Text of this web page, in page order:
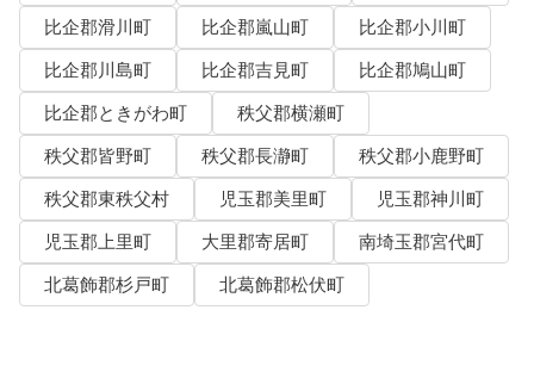
比企郡滑川町
比企郡嵐山町
比企郡小川町
比企郡川島町
比企郡吉見町
比企郡鳩山町
比企郡ときがわ町
秩父郡横瀬町
秩父郡皆野町
秩父郡長瀞町
秩父郡小鹿野町
秩父郡東秩父村
児玉郡美里町
児玉郡神川町
児玉郡上里町
大里郡寄居町
南埼玉郡宮代町
北葛飾郡杉戸町
北葛飾郡松伏町